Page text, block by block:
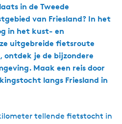
in de Tweede
van Friesland? In het
in het kust- en
uitgebreide fietsroute
ontdek je de bijzondere
Maak een reis door
langs Friesland in
tellende fietstocht in